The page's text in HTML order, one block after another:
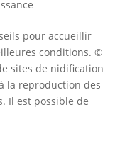
pour accueillir
conditions. ©
sites de nidification
la reproduction des
Il est possible de